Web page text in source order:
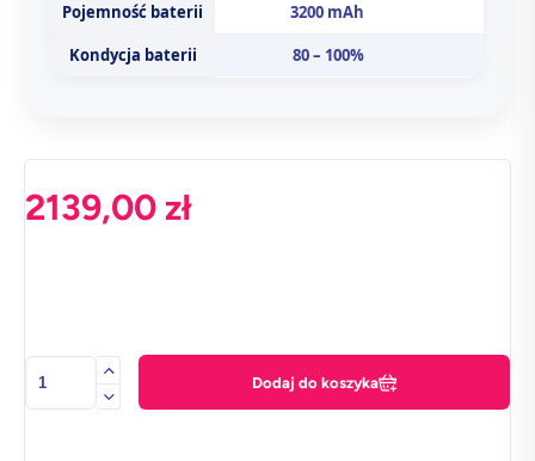
Pojemność baterii
3200 mAh
Kondycja baterii
80 – 100%
2139,00 zł
ilość
Apple
iPhone
Dodaj do koszyka